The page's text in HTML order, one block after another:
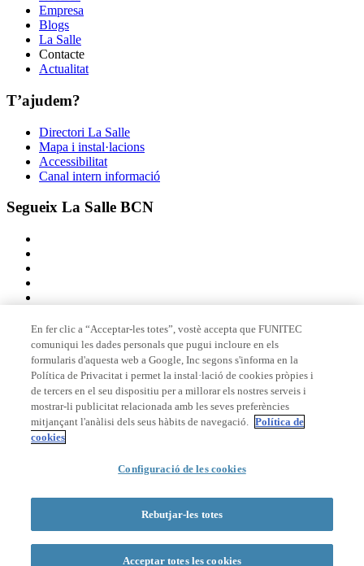
Empresa
Blogs
La Salle
Contacte
Actualitat
T’ajudem?
Directori La Salle
Mapa i instal·lacions
Accessibilitat
Canal intern informació
Segueix La Salle BCN
Membre de
Acreditacions
© 2026 La Salle Campus Barcelona - URL |Avís legal
Formulari de cerca
En fer clic a “Acceptar-les totes”, vostè accepta que FUNITEC
comuniqui les dades personals que pugui incloure en els
formularis d'aquesta web a Google, Inc segons s'informa en la
Política de Privacitat i permet la instal·lació de cookies pròpies i
de tercers en el seu dispositiu per a millorar els nostres serveis i
mostrar-li publicitat relacionada amb les seves preferències
mitjançant l'anàlisi dels seus hàbits de navegació. Política de
cookies
Configuració de les cookies
Rebutjar-les totes
Acceptar totes les cookies